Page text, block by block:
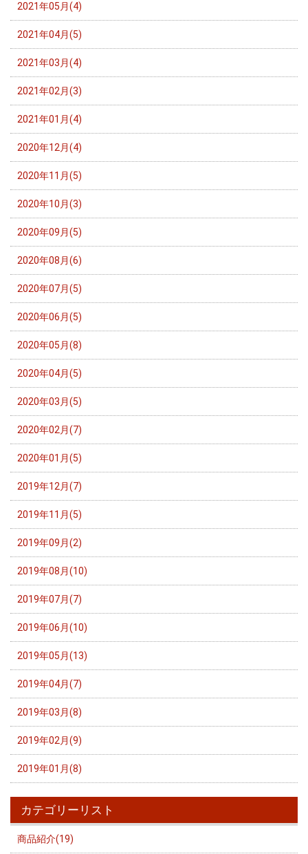
2021年05月(4)
2021年04月(5)
2021年03月(4)
2021年02月(3)
2021年01月(4)
2020年12月(4)
2020年11月(5)
2020年10月(3)
2020年09月(5)
2020年08月(6)
2020年07月(5)
2020年06月(5)
2020年05月(8)
2020年04月(5)
2020年03月(5)
2020年02月(7)
2020年01月(5)
2019年12月(7)
2019年11月(5)
2019年09月(2)
2019年08月(10)
2019年07月(7)
2019年06月(10)
2019年05月(13)
2019年04月(7)
2019年03月(8)
2019年02月(9)
2019年01月(8)
カテゴリーリスト
商品紹介(19)